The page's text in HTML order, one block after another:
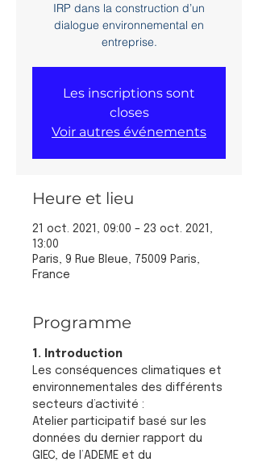
IRP dans la construction d’un
dialogue environnemental en
entreprise.
Les inscriptions sont
closes
Voir autres événements
Heure et lieu
21 oct. 2021, 09:00 – 23 oct. 2021,
13:00
Paris, 9 Rue Bleue, 75009 Paris,
France
Programme
1. Introduction
Les conséquences climatiques et
environnementales des différents
secteurs d’activité :
Atelier participatif basé sur les
données du dernier rapport du
GIEC, de l’ADEME et du